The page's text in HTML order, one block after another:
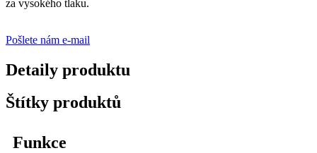
za vysokého tlaku.
Pošlete nám e-mail
Detaily produktu
Štítky produktů
Funkce